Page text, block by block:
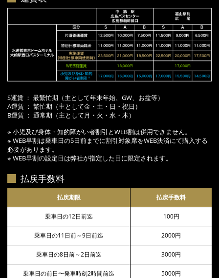
S運賃 ： 最繁忙期（主として年末年始、GW、お盆等）
A運賃 ： 繁忙期（主として金・土・日・祝日）
B運賃 ： 通常期（主として月・火・水・木）
※ 小児及び身体・知的障がい者割引とWEB割は併用できません。
※ WEB早割は乗車日の5日前までに割引対象席をWEB決済にて購入する
必要があります。
※ WEB早割の設定日は弊社が指定した日に限定されます。
払戻手数料
払戻期限 払戻手数料
乗車日の12日前迄 100円
乗車日の11日前～9日前迄 2000円
乗車日の8日前～2日前迄 3000円
乗車日の前日〜発車時刻2時間前迄 5000円